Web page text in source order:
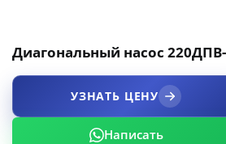
Диагональный насос
УЗНАТЬ ЦЕНУ
Написать